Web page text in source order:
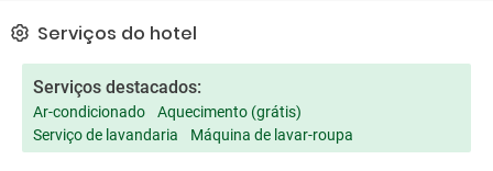
Serviços do hotel
Serviços destacados:
Ar-condicionado
Aquecimento (grátis)
Serviço de lavandaria
Máquina de lavar-roupa